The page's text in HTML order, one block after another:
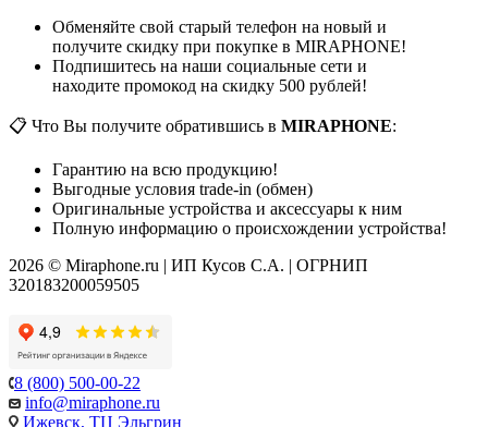
Обменяйте свой старый телефон на новый и
получите скидку при покупке в MIRAPHONE!
Подпишитесь на наши социальные сети и
находите промокод на скидку 500 рублей!
📋 Что Вы получите обратившись в MIRAPHONE:
Гарантию на всю продукцию!
Выгодные условия trade-in (обмен)
Оригинальные устройства и аксессуары к ним
Полную информацию о происхождении устройства!
2026 © Miraphone.ru | ИП Кусов С.А. | ОГРНИП
320183200059505
8 (800) 500-00-22
info@miraphone.ru
Ижевск, ТЦ Эльгрин